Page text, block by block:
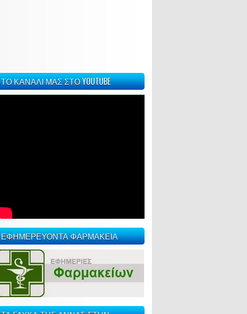
ΤΟ ΚΑΝΑΛΙ ΜΑΣ ΣΤΟ YOUTUBE
ΕΦΗΜΕΡΕΥΟΝΤΑ ΦΑΡΜΑΚΕΙΑ